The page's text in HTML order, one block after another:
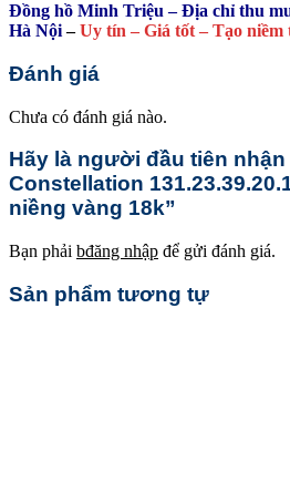
Đồng hồ Minh Triệu – Địa chỉ thu
Hà Nội–Uy tín – Giá tốt – Tạo niềm
Đánh giá
Chưa có đánh giá nào.
Hãy là người đầu tiên nhận
Constellation
niềng vàng 18k”
Bạn phải bđăng nhập để gửi đánh giá.
Sản phẩm tương tự